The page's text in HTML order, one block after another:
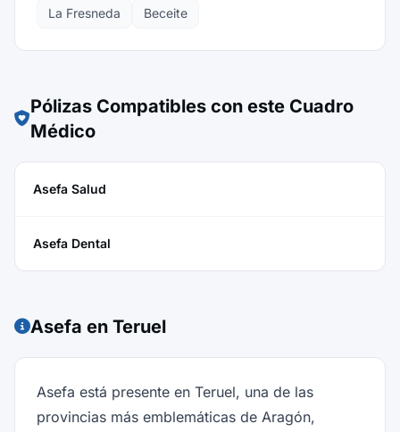
La Fresneda Beceite
Pólizas Compatibles con este Cuadro
Médico
Asefa Salud
Asefa Dental
Asefa en Teruel
Asefa está presente en Teruel, una de las
provincias más emblemáticas de Aragón,